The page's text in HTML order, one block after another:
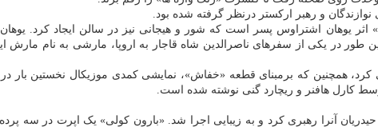
و رهبر ارکستر درنظر گرفته شده بود.
در یکی از سفرهای ناصرالدین شاه قاجار به اروپا، مارشی به نام مارش
کارل هافنر و ریچارد گنی نوشته شده است.
آنرا رهبری کرد و به زیبایی اجرا شد. «بارون کولی» یک اپرت در سه